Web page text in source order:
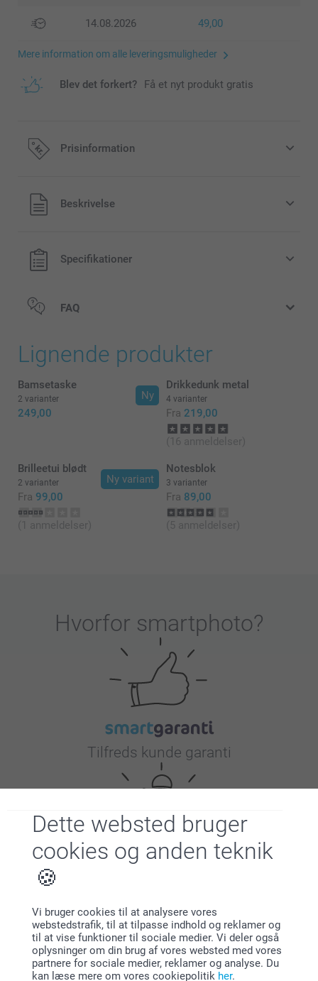
Dette websted bruger
cookies og anden teknik
Vi bruger cookies til at analysere vores
webstedstrafik, til at tilpasse indhold og reklamer og
til at vise funktioner til sociale medier. Vi deler også
oplysninger om din brug af vores websted med vores
partnere for sociale medier, reklamer og analyse. Du
kan læse mere om vores cookiepolitik her.
14.08.2026 49,00
Mere information om alle leveringsmuligheder
Blev det forkert? Få et nyt produkt gratis
Prisinformation
Alle priser inklusive moms og uden
forsendelsesomkostninger
Beskrivelse
Specifikationer
FAQ
Lignende produkter
Ny
Bamsetaske
2 varianter
249,00
Drikkedunk metal
4 varianter
Fra 219,00
(16 anmeldelser)
Ny variant
Brilleetui blødt
2 varianter
Fra 99,00
(1 anmeldelser)
Notesblok
3 varianter
Fra 89,00
(5 anmeldelser)
Hvorfor smartphoto?
Tilfreds kunde garanti